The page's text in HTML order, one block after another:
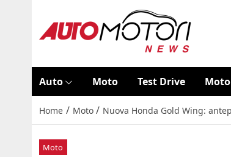
Auto Moto Test Drive
Home / Moto / Nuova Honda Gold Wing:
Moto